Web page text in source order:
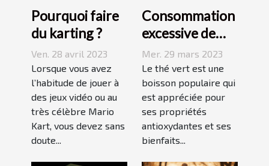
Pourquoi faire
du karting ?
Ven. 28 avril 2023
Lorsque vous avez
l’habitude de jouer à
des jeux vidéo ou au
très célèbre Mario
Kart, vous devez sans
doute...
Consommation
excessive de
thé vert : quels
sont les
dangers pour la
peau ?
Mer. 29 mars 2023
Le thé vert est une
boisson populaire qui
est appréciée pour
ses propriétés
antioxydantes et ses
bienfaits...